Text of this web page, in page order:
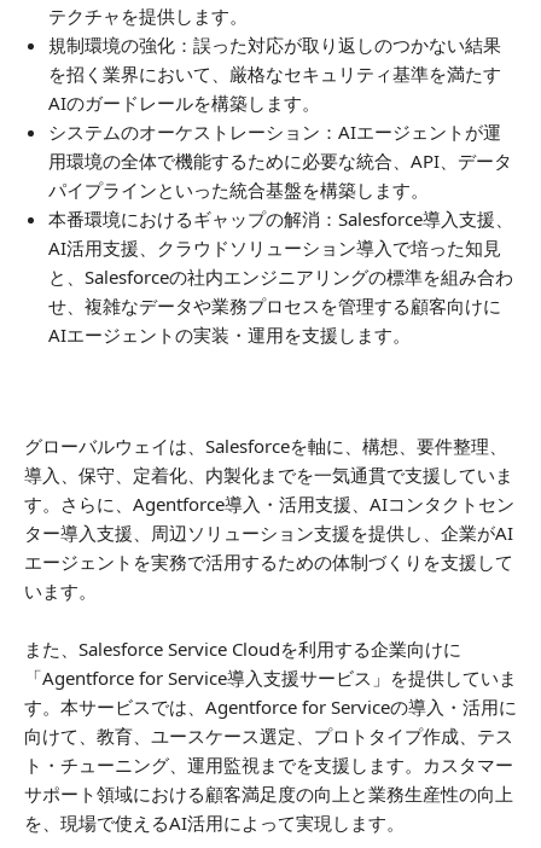
テクチャを提供します。
規制環境の強化：誤った対応が取り返しのつかない結果
を招く業界において、厳格なセキュリティ基準を満たす
AIのガードレールを構築します。
システムのオーケストレーション：AIエージェントが運
用環境の全体で機能するために必要な統合、API、データ
パイプラインといった統合基盤を構築します。
本番環境におけるギャップの解消：Salesforce導入支援、
AI活用支援、クラウドソリューション導入で培った知見
と、Salesforceの社内エンジニアリングの標準を組み合わ
せ、複雑なデータや業務プロセスを管理する顧客向けに
AIエージェントの実装・運用を支援します。
グローバルウェイは、Salesforceを軸に、構想、要件整理、
導入、保守、定着化、内製化までを一気通貫で支援していま
す。さらに、Agentforce導入・活用支援、AIコンタクトセン
ター導入支援、周辺ソリューション支援を提供し、企業がAI
エージェントを実務で活用するための体制づくりを支援して
います。
また、Salesforce Service Cloudを利用する企業向けに
「Agentforce for Service導入支援サービス」を提供していま
す。本サービスでは、Agentforce for Serviceの導入・活用に
向けて、教育、ユースケース選定、プロトタイプ作成、テス
ト・チューニング、運用監視までを支援します。カスタマー
サポート領域における顧客満足度の向上と業務生産性の向上
を、現場で使えるAI活用によって実現します。